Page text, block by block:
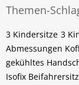
Themen-
3 Kindersitze 3
Abmessungen
gekühltes
Isofix Beifahrersitz